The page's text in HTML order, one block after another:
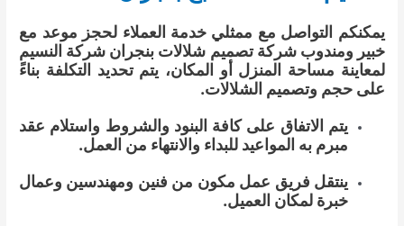
يمكنكم التواصل مع ممثلي خدمة العملاء لحجز موعد مع
خبير ومندوب شركة تصميم شلالات بنجران شركة النسيم
لمعاينة مساحة المنزل أو المكان، يتم تحديد التكلفة بناءً
على حجم وتصميم الشلالات.
يتم الاتفاق على كافة البنود والشروط واستلام عقد
مبرم به المواعيد للبداء والانتهاء من العمل.
ينتقل فريق عمل مكون من فنين ومهندسين وعمال
خبرة لمكان العميل.